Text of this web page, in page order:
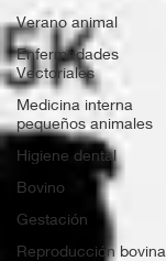
Verano animal
Enfermedades
Vectoriales
Medicina interna
pequeños animales
Higiene dental
Bovino
Gestación
Reproducción bovina